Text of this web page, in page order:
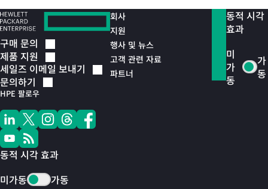
구매 문의
제품 지원
세일즈 이메일 보내기
문의하기
HPE 팔로우
동적 시각 효과
미가동
가동
회사
지원
행사 및 뉴스
고객 관련 자료
파트너
동적 시각
효과
미
가
동
가
동